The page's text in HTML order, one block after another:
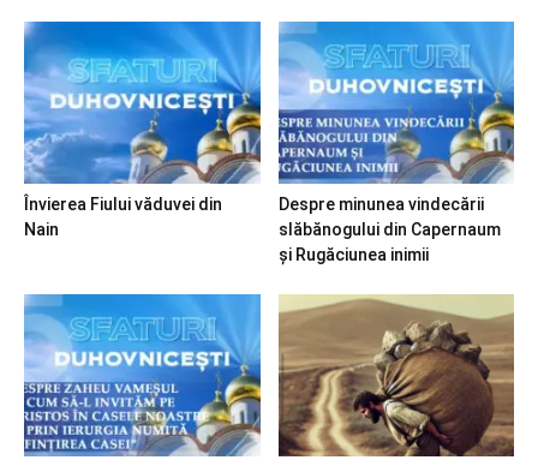
Învierea Fiului văduvei din
Nain
Despre minunea vindecării
slăbănogului din Capernaum
și Rugăciunea inimii